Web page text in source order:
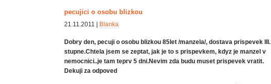
pecujici o osobu blizkou
21.11.2011 | Blanka
Dobry den, pecuji o osobu blizkou 85let /manzela/, dostava prispevek III.
stupne.Chtela jsem se zeptat, jak je to s prispevkem, kdyz je manzel v
nemocnici..je tam teprv 5 dni.Nevim zda budu muset prispevek vratit.
Dekuji za odpoved